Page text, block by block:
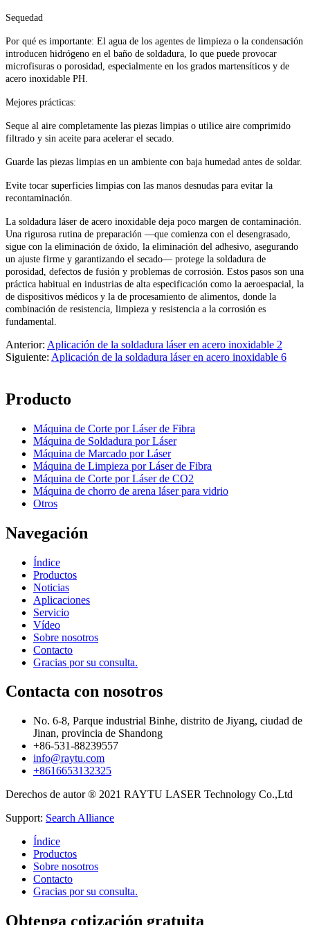
Sequedad
Por qué es importante: El agua de los agentes de limpieza o la condensación
introducen hidrógeno en el baño de soldadura, lo que puede provocar
microfisuras o porosidad, especialmente en los grados martensíticos y de
acero inoxidable PH.
Mejores prácticas:
Seque al aire completamente las piezas limpias o utilice aire comprimido
filtrado y sin aceite para acelerar el secado.
Guarde las piezas limpias en un ambiente con baja humedad antes de soldar.
Evite tocar superficies limpias con las manos desnudas para evitar la
recontaminación.
La soldadura láser de acero inoxidable deja poco margen de contaminación.
Una rigurosa rutina de preparación —que comienza con el desengrasado,
sigue con la eliminación de óxido, la eliminación del adhesivo, asegurando
un ajuste firme y garantizando el secado— protege la soldadura de
porosidad, defectos de fusión y problemas de corrosión. Estos pasos son una
práctica habitual en industrias de alta especificación como la aeroespacial, la
de dispositivos médicos y la de procesamiento de alimentos, donde la
combinación de resistencia, limpieza y resistencia a la corrosión es
fundamental.
Anterior: Aplicación de la soldadura láser en acero inoxidable 2
Siguiente: Aplicación de la soldadura láser en acero inoxidable 6
Producto
Máquina de Corte por Láser de Fibra
Máquina de Soldadura por Láser
Máquina de Marcado por Láser
Máquina de Limpieza por Láser de Fibra
Máquina de Corte por Láser de CO2
Máquina de chorro de arena láser para vidrio
Otros
Navegación
Índice
Productos
Noticias
Aplicaciones
Servicio
Vídeo
Sobre nosotros
Contacto
Gracias por su consulta.
Contacta con nosotros
No. 6-8, Parque industrial Binhe, distrito de Jiyang, ciudad de
Jinan, provincia de Shandong
+86-531-88239557
info@raytu.com
+8616653132325
Derechos de autor ® 2021 RAYTU LASER Technology Co.,Ltd
Support: Search Alliance
Índice
Productos
Sobre nosotros
Contacto
Gracias por su consulta.
Obtenga cotización gratuita